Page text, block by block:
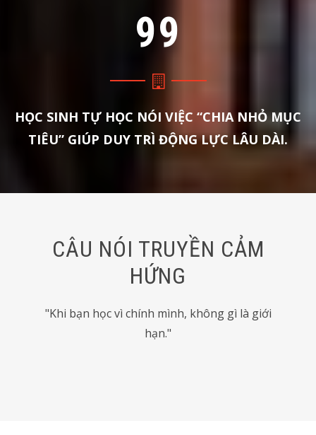
99
HỌC SINH TỰ HỌC NÓI VIỆC “CHIA NHỎ MỤC
TIÊU” GIÚP DUY TRÌ ĐỘNG LỰC LÂU DÀI.
CÂU NÓI TRUYỀN CẢM
HỨNG
"Khi bạn học vì chính mình, không gì là giới
hạn."